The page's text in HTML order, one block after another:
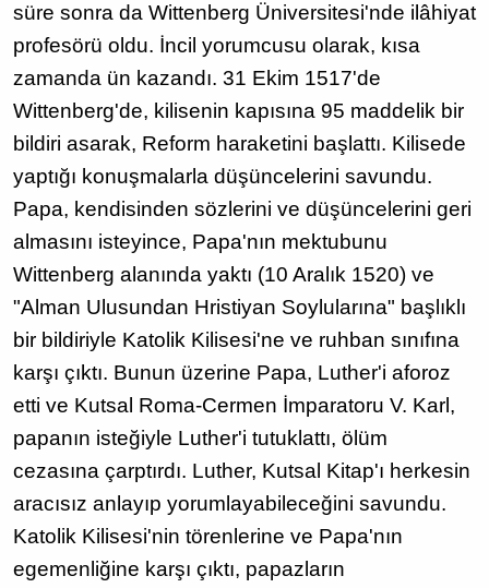
süre sonra da Wittenberg Üniversitesi'nde ilâhiyat
profesörü oldu. İncil yorumcusu olarak, kısa
zamanda ün kazandı. 31 Ekim 1517'de
Wittenberg'de, kilisenin kapısına 95 maddelik bir
bildiri asarak, Reform haraketini başlattı. Kilisede
yaptığı konuşmalarla düşüncelerini savundu.
Papa, kendisinden sözlerini ve düşüncelerini geri
almasını isteyince, Papa'nın mektubunu
Wittenberg alanında yaktı (10 Aralık 1520) ve
"Alman Ulusundan Hristiyan Soylularına" başlıklı
bir bildiriyle Katolik Kilisesi'ne ve ruhban sınıfına
karşı çıktı. Bunun üzerine Papa, Luther'i aforoz
etti ve Kutsal Roma-Cermen İmparatoru V. Karl,
papanın isteğiyle Luther'i tutuklattı, ölüm
cezasına çarptırdı. Luther, Kutsal Kitap'ı herkesin
aracısız anlayıp yorumlayabileceğini savundu.
Katolik Kilisesi'nin törenlerine ve Papa'nın
egemenliğine karşı çıktı, papazların